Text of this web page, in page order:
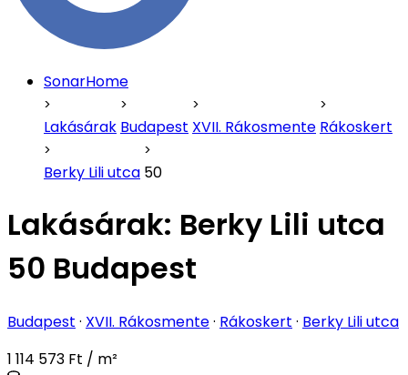
SonarHome
Lakásárak Budapest XVII. Rákosmente Rákoskert
Berky Lili utca 50
Lakásárak: Berky Lili utca
50 Budapest
Budapest · XVII. Rákosmente· Rákoskert · Berky Lili utca
1 114 573 Ft / m²